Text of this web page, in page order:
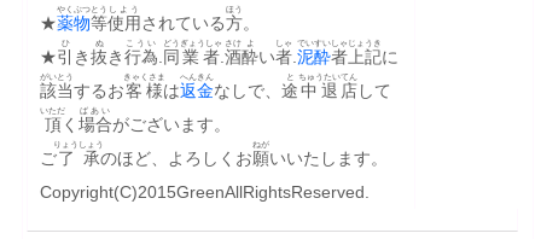
★薬物
やくぶつ
等
とう
使用
しよう
されている方
ほう
。
★引
ひ
き抜
ぬ
き行為
こうい
同
どう
業者
ぎょうしゃ
酒
さけ
酔
よ
い者
しゃ
泥酔
でいすい
者
しゃ
上記
じょうき
に
該当
がいとう
するお客様
きゃくさま
は返金
へんきん
なしで、 途
と
中退
ちゅうたい
店
てん
して
頂
いただ
く 場合
ばあい
がございます。
ご了承
りょうしょう
のほど、よろしくお願
ねが
いいたします。
Copyright(C)2015GreenAllRightsReserved.